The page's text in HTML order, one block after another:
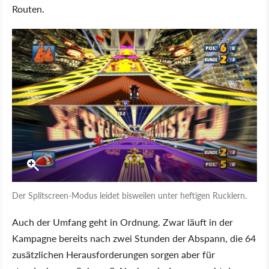
Routen.
Der Splitscreen-Modus leidet bisweilen unter heftigen Rucklern.
Auch der Umfang geht in Ordnung. Zwar läuft in der
Kampagne bereits nach zwei Stunden der Abspann, die 64
zusätzlichen Herausforderungen sorgen aber für